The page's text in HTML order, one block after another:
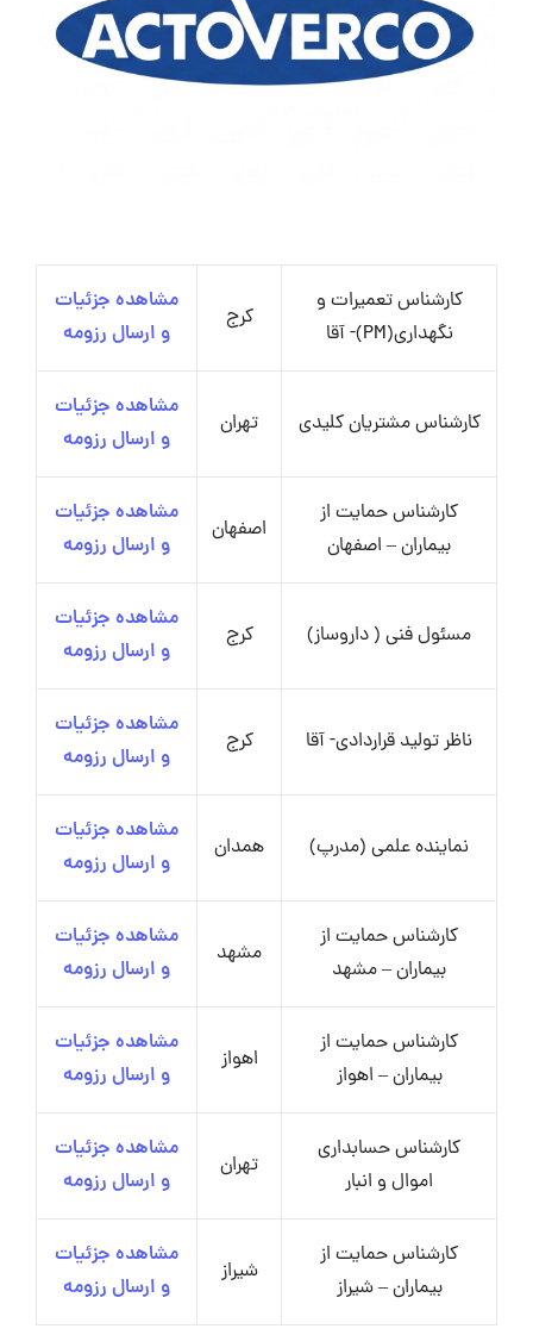
کارشناس تعمیرات و
نگهداری(PM)- آقا
کرج
مشاهده جزئیات
و ارسال رزومه
کارشناس مشتریان کلیدی تهران
مشاهده جزئیات
و ارسال رزومه
کارشناس حمایت از
بیماران – اصفهان
اصفهان
مشاهده جزئیات
و ارسال رزومه
مسئول فنی ( داروساز) کرج
مشاهده جزئیات
و ارسال رزومه
ناظر تولید قراردادی- آقا کرج
مشاهده جزئیات
و ارسال رزومه
نماینده علمی (مدرپ) همدان
مشاهده جزئیات
و ارسال رزومه
کارشناس حمایت از
بیماران – مشهد
مشهد
مشاهده جزئیات
و ارسال رزومه
کارشناس حمایت از
بیماران – اهواز
اهواز
مشاهده جزئیات
و ارسال رزومه
کارشناس حسابداری
اموال و انبار
تهران
مشاهده جزئیات
و ارسال رزومه
کارشناس حمایت از
بیماران – شیراز
شیراز
مشاهده جزئیات
و ارسال رزومه